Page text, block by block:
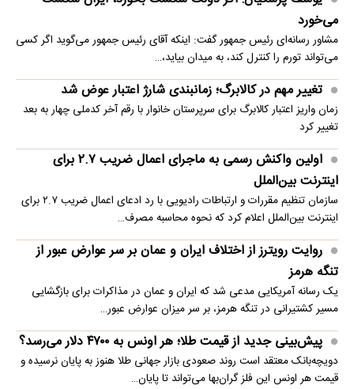
می‌خورد
مشاور رسانه‌ای رئیس جمهور گفت: اینکه آقای رئیس جمهور می‌گوید اگر کسی
می‌تواند تورم را کنترل کند، به میدان بیاید،…
تغییر مهم در کالابرگ؛ زمانبندی‌ شارژ اعتبار عوض شد
زمان واریز اعتبار کالابرگ برای سرپرستان خانوار با رقم آخر کدملی چهار به بعد
تغییر کرد
اولین واکنش رسمی به ماجرای اعمال ضریب ۲.۷ برای
اینترنت بین‌الملل
سازمان تنظیم مقررات و ارتباطات رادیویی با رد ادعای اعمال ضریب ۲.۷ برای
اینترنت بین‌الملل اعلام کرد که نحوه محاسبه مصرف…
روایت رویترز از اختلاف ایران و عمان بر سر عوارض عبور از
تنگه هرمز
یک رسانه آمریکایی مدعی شد که ایران و عمان در مذاکرات برای بازگشایی
مسیر کشتیرانی در تنگه هرمز، بر سر میزان عوارض عبور…
پیش‌بینی جدید از قیمت طلا؛ هر اونس به ۴۷۰۰ دلار می‌رسد؟
دویچه‌بانک معتقد است روند صعودی بازار جهانی طلا هنوز به پایان نرسیده و
قیمت هر اونس این فلز گران‌بها می‌تواند تا پایان…